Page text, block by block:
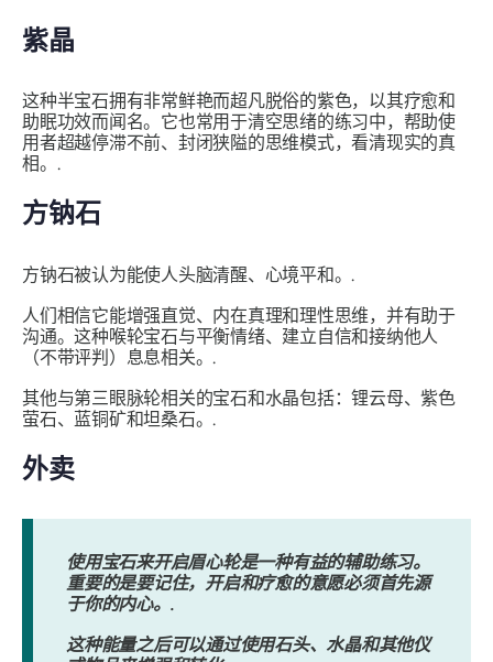
紫晶
这种半宝石拥有非常鲜艳而超凡脱俗的紫色，以其疗愈和
助眠功效而闻名。它也常用于清空思绪的练习中，帮助使
用者超越停滞不前、封闭狭隘的思维模式，看清现实的真
相。.
方钠石
方钠石被认为能使人头脑清醒、心境平和。.
人们相信它能增强直觉、内在真理和理性思维，并有助于
沟通。这种喉轮宝石与平衡情绪、建立自信和接纳他人
（不带评判）息息相关。.
其他与第三眼脉轮相关的宝石和水晶包括：锂云母、紫色
萤石、蓝铜矿和坦桑石。.
外卖
使用宝石来开启眉心轮是一种有益的辅助练习。
重要的是要记住，开启和疗愈的意愿必须首先源
于你的内心。.
这种能量之后可以通过使用石头、水晶和其他仪